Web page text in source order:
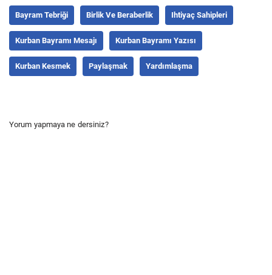
Bayram Tebriği Birlik Ve Beraberlik Ihtiyaç Sahipleri
Kurban Bayramı Mesajı Kurban Bayramı Yazısı
Kurban Kesmek Paylaşmak Yardımlaşma
Yorum yapmaya ne dersiniz?